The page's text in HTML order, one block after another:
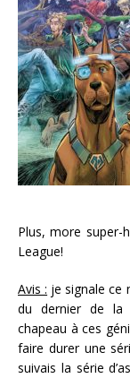
Plus, more super-
League!
Avis : je signale ce
du dernier de la
chapeau à ces
faire durer une
suivais la série